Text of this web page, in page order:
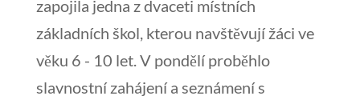
zapojila jedna z dvaceti místních
základních škol, kterou navštěvují žáci ve
věku 6 - 10 let. V pondělí proběhlo
slavnostní zahájení a seznámení s